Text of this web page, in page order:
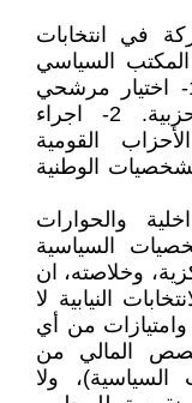
في انتخابات
السياسي
على العمل في مسارين متوازيين: 1- اختيار مرشحي
الحزب بالتشاور مع منظماتهم الحزبية. 2- اجراء
القومية
الوطنية
والحوارات
السياسية
وخلاصته، ان
النيابية لا
من أي
المالي من
ولا